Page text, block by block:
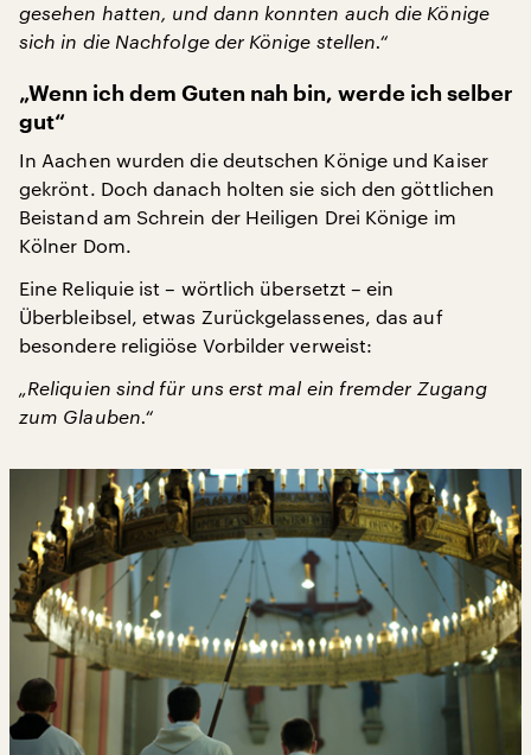
gesehen hatten, und dann konnten auch die Könige
sich in die Nachfolge der Könige stellen.“
„Wenn ich dem Guten nah bin, werde ich selber
gut“
In Aachen wurden die deutschen Könige und Kaiser
gekrönt. Doch danach holten sie sich den göttlichen
Beistand am Schrein der Heiligen Drei Könige im
Kölner Dom.
Eine Reliquie ist – wörtlich übersetzt – ein
Überbleibsel, etwas Zurückgelassenes, das auf
besondere religiöse Vorbilder verweist:
„Reliquien sind für uns erst mal ein fremder Zugang
zum Glauben.“